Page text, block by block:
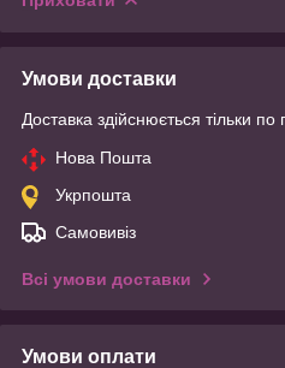
Умови доставки
Доставка здійснюється тільки по
Нова Пошта
Укрпошта
Самовивіз
Всі умови доставки
Умови оплати